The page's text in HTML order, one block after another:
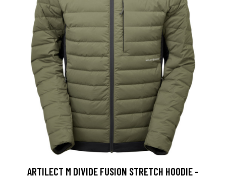
ARTILECT M DIVIDE FUSION STRETCH HOODIE -